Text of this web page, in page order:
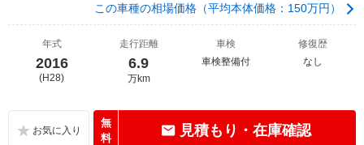
この車種の相場価格（平均本体価格：150万円）
年式
2016
(H28)
走行距離
6.9
万km
車検
車検整備付
修復歴
なし
無
料
見積もり・在庫確認